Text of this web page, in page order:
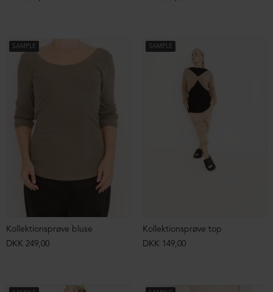
SAMPLE
Kollektionsprøve bluse
DKK 249,00
SAMPLE
Kollektionsprøve top
DKK 149,00